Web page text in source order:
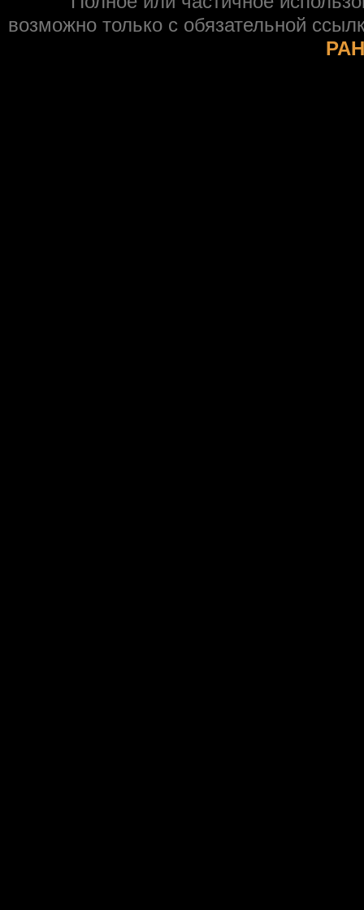
возможно только с обязательной